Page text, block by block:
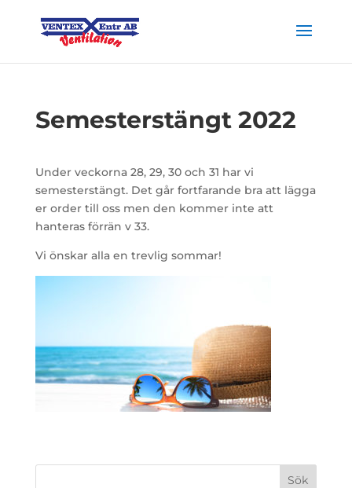
Semesterstängt 2022
Under veckorna 28, 29, 30 och 31 har vi
semesterstängt. Det går fortfarande bra att lägga
er order till oss men den kommer inte att
hanteras förrän v 33.
Vi önskar alla en trevlig sommar!